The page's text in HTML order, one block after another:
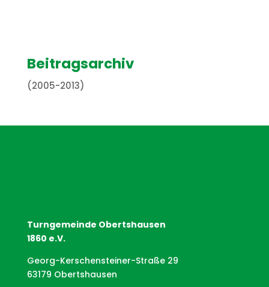
Beitragsarchiv
(2005-2013)
Turngemeinde Obertshausen
1860 e.V.
Georg-Kerschensteiner-Straße 29
63179 Obertshausen